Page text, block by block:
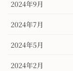
2024年9月
2024年7月
2024年5月
2024年2月